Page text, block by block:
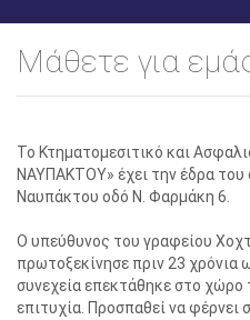
Μάθετε για
Το Κτηματομεσιτικό και
ΝΑΥΠΑΚΤΟΥ» έχει την έδρα του
Ναυπάκτου οδό Ν. Φαρμάκη 6.
Ο υπεύθυνος του γραφείου
πρωτοξεκίνησε πριν 23
συνεχεία επεκτάθηκε στο
επιτυχία. Προσπαθεί να φέρνει